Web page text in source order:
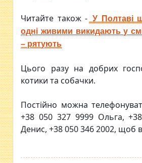
Читайте також -
У Полтаві
одні живими викидають у
– рятують
Цього разу на добрих
котики та собачки.
Постійно можна
+38 050 327 9999 Ольга,
Денис, +38 050 346 2002, щоб